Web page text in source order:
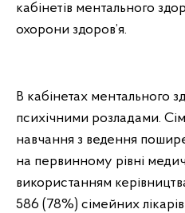
кабінетів ментального
охорони здоров’я.
В кабінетах ментального
психічними розладами.
навчання з ведення
на первинному рівні
використанням
586 (78%) сімейних